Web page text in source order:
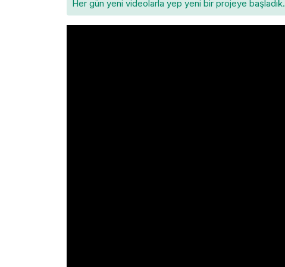
Her gün yeni videolarla yep yeni bir projeye başladık.